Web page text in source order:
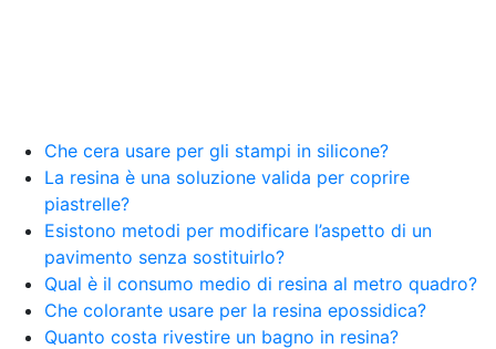
bicomponente plastica Bicomponente
trasparente Pasta bicomponente per metalli
Epossidica bicomponente Bicomponente
epossidico Colle bicomponenti Epossidica
significato Epossidico significato Polietilene telo
Smalto epossidico Colla epossidica legno Colla
epossidica per plastica Collanti epossidici Colla
bicomponente per plastica Cariche per Epossidici
Cariche Epossidiche Adesivo bicomponente
Che cera usare per gli stampi in silicone?
La resina è una soluzione valida per coprire
piastrelle?
Esistono metodi per modificare l’aspetto di un
pavimento senza sostituirlo?
Qual è il consumo medio di resina al metro quadro?
Che colorante usare per la resina epossidica?
Quanto costa rivestire un bagno in resina?